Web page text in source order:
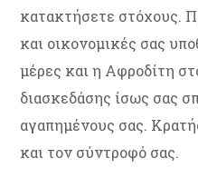
κατακτήσετε στόχους.
και οικονομικές σας
μέρες και η Αφροδίτη
διασκεδάσης ίσως σας
αγαπημένους σας.
και τον σύντροφό σας.